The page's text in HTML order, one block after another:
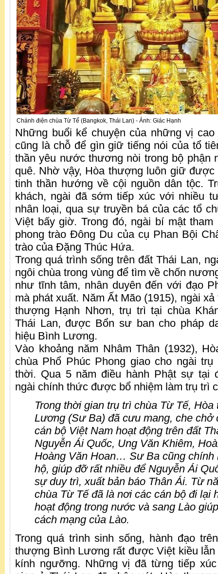
Chánh điện chùa Từ Tế (Bangkok, Thái Lan) - Ảnh: Giác Hạnh
Những buổi kể chuyện của những vị
cũng là chỗ để gìn giữ tiếng nói của tổ
thần yêu nước thương nòi trong bộ phận
quê. Nhờ vậy, Hòa thượng luôn giữ
tinh thần hướng về cội nguồn dân tộc.
khách, ngài đã sớm tiếp xúc với nhiều
nhân loại, qua sự truyền bá của các tổ
Việt bấy giờ. Trong đó, ngài bí mật tham
phong trào Đông Du của cụ Phan Bội
trào của Đặng Thúc Hứa.
Trong quá trình sống trên đất Thái Lan,
ngôi chùa trong vùng để tìm về chốn
như tĩnh tâm, nhân duyên đến với đạo
mà phát xuất. Năm Ất Mão (1915), ngài
thượng Hạnh Nhơn, trụ trì tại chùa
Thái Lan, được Bổn sư ban cho pháp
hiệu Bình Lương.
Vào khoảng năm Nhâm Thân (1932),
chùa Phổ Phúc Phong giao cho ngài
thời. Qua 5 năm điều hành Phật sự tại
ngài chính thức được bổ nhiệm làm trụ trì
Trong thời gian trụ trì chùa Từ Tế,
Lương (Sư Ba) đã cưu mang, che chở
cán bộ Việt Nam hoạt động trên đất
Nguyễn Ái Quốc, Ung Văn Khiêm,
Hoàng Văn Hoan… Sư Ba cũng chính
hộ, giúp đỡ rất nhiều để Nguyễn Ái
sự duy trì, xuất bản báo Thân Ái. Từ
chùa Từ Tế đã là nơi các cán bộ đi lại
hoạt động trong nước và sang Lào
cách mạng của Lào.
Trong quá trình sinh sống, hành đạo
thượng Bình Lương rất được Việt kiều
kính ngưỡng. Những vị đã từng tiếp